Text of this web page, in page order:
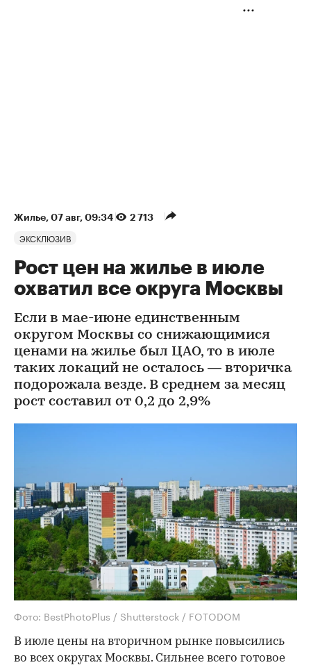
Жилье⁠, 07 авг, 09:34 2 713
ЭКСКЛЮЗИВ
Рост цен на жилье в июле
охватил все округа Москвы
Если в мае-июне единственным
округом Москвы со снижающимися
ценами на жилье был ЦАО, то в июле
таких локаций не осталось — вторичка
подорожала везде. В среднем за месяц
рост составил от 0,2 до 2,9%
Фото: BestPhotoPlus / Shutterstock / FOTODOM
В июле цены на вторичном рынке повысились
во всех округах Москвы. Сильнее всего готовое